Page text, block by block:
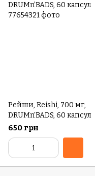
Рейши, Reishi, 700 мг,
DRUMn’BADS, 60 капсул
650 грн